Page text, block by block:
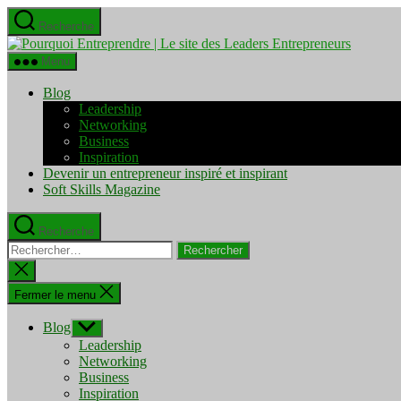
Aller
au
contenu
Recherche
Pourquoi
Menu
Blog
Leadership
Networking
Business
Inspiration
Devenir un entrepreneur inspiré et inspirant
Soft Skills Magazine
Recherche
Rechercher :
Fermer
la
recherche
Fermer le menu
Blog Afficher
le
sous-
menu
Leadership
Networking
Business
Inspiration